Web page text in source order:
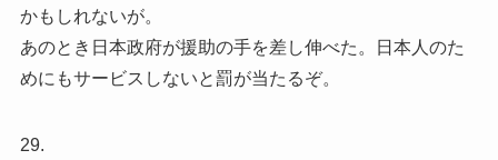
かもしれないが。
あのとき日本政府が援助の手を差し伸べた。日本人のた
めにもサービスしないと罰が当たるぞ。
29.